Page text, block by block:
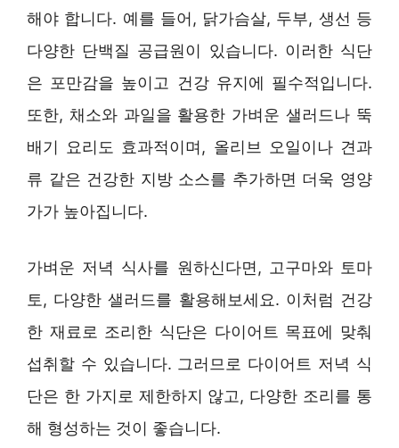
해야 합니다. 예를 들어, 닭가슴살, 두부, 생선 등
다양한 단백질 공급원이 있습니다. 이러한 식단
은 포만감을 높이고 건강 유지에 필수적입니다.
또한, 채소와 과일을 활용한 가벼운 샐러드나 뚝
배기 요리도 효과적이며, 올리브 오일이나 견과
류 같은 건강한 지방 소스를 추가하면 더욱 영양
가가 높아집니다.
가벼운 저녁 식사를 원하신다면, 고구마와 토마
토, 다양한 샐러드를 활용해보세요. 이처럼 건강
한 재료로 조리한 식단은 다이어트 목표에 맞춰
섭취할 수 있습니다. 그러므로 다이어트 저녁 식
단은 한 가지로 제한하지 않고, 다양한 조리를 통
해 형성하는 것이 좋습니다.